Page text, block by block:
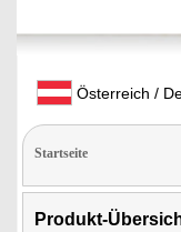
Österreich /
Startseite
Produkt-